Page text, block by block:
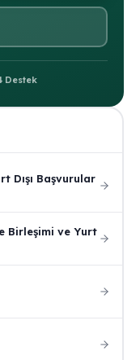
Destek
Dışı Başvurular
Birleşimi ve Yurt